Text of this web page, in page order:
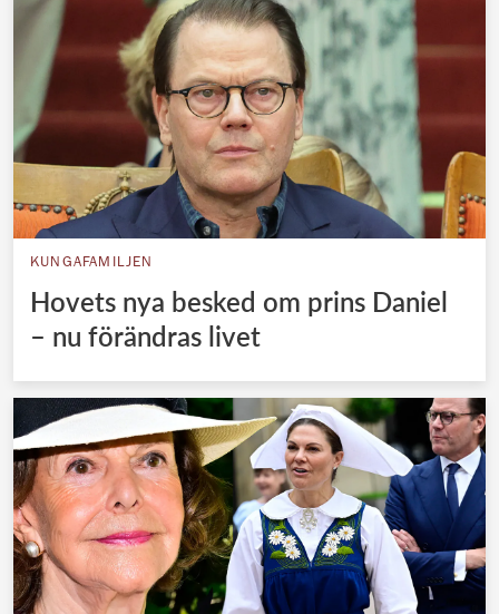
KUNGAFAMILJEN
Hovets nya besked om prins Daniel
– nu förändras livet